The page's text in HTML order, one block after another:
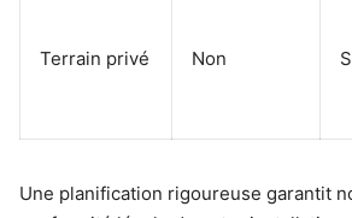
Terrain privé Non
Une planification rigoureuse garantit